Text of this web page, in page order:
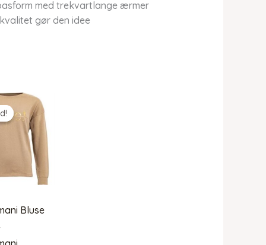
med trekvartlange ærmer
gør den idee
Bluse